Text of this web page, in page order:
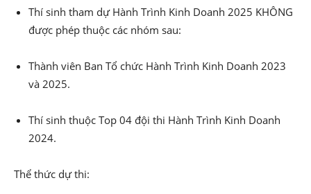
Thí sinh tham dự Hành Trình Kinh Doanh 2025 KHÔNG
được phép thuộc các nhóm sau:
Thành viên Ban Tổ chức Hành Trình Kinh Doanh 2023
và 2025.
Thí sinh thuộc Top 04 đội thi Hành Trình Kinh Doanh
2024.
Thể thức dự thi: